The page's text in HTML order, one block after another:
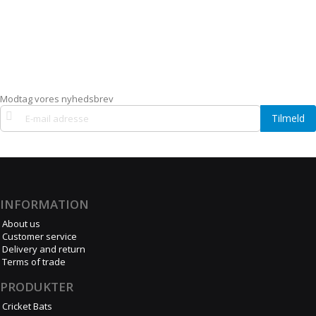
Modtag vores nyhedsbrev
Tilmeld
dig
vores
Tilmeld
INFORMATION
About us
Customer service
Delivery and return
Terms of trade
PRODUKTER
Cricket Bats